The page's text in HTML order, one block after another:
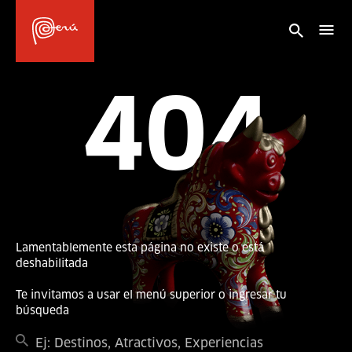
404
Lamentablemente esta página no existe o está
deshabilitada
Te invitamos a usar el menú superior o ingresar tu
búsqueda